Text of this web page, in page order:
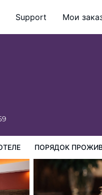
Support Мои
ПОРЯДОК
в Отеле